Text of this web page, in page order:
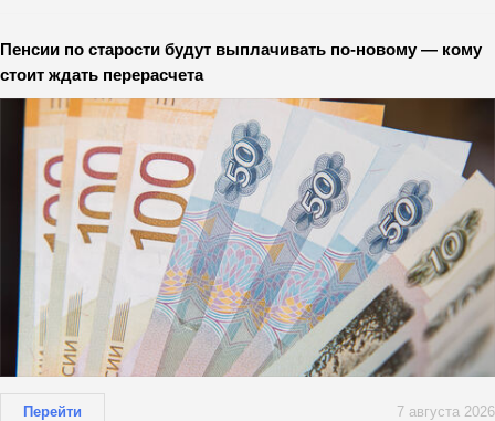
Пенсии по старости будут выплачивать по-новому — кому
стоит ждать перерасчета
Перейти 7 августа 2026